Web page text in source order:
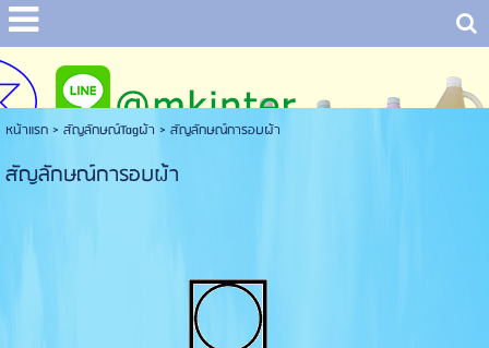
หน้าแรก> สัญลักษณ์Tagผ้า > สัญลักษณ์การอบผ้า
สัญลักษณ์การอบผ้า